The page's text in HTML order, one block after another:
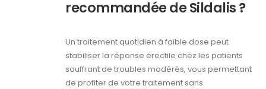
recommandée de Sildalis ?
Un traitement quotidien à faible dose peut
stabiliser la réponse érectile chez les patients
souffrant de troubles modérés, vous permettant
de profiter de votre traitement sans